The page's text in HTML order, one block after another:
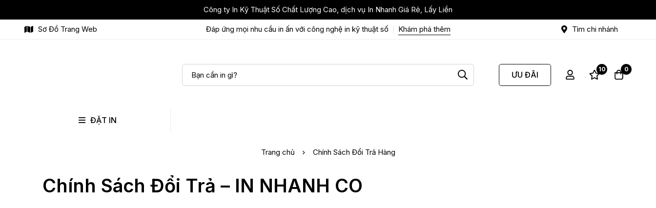
Công ty In Kỹ Thuật Số Chất Lượng Cao, dịch vụ In Nhanh Giá Rẻ, Lấy Liền
Sơ Đồ Trang Web Đáp ứng mọi nhu cầu in ấn với công nghệ in kỹ thuật số Khám phá thêm Tìm chi nhánh
ƯU ĐÃI
10 0
ĐẶT IN
Trang chủ Chính Sách Đổi Trả Hàng
Chính Sách Đổi Trả – IN NHANH CO